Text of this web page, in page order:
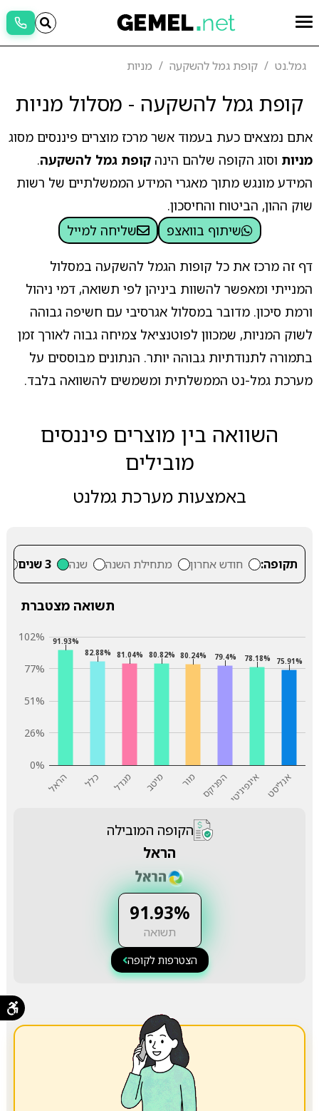
גמל.נט קופת גמל להשקעה מניות
קופת גמל להשקעה - מסלול מניות
אתם נמצאים כעת בעמוד אשר מרכז מוצרים פיננסים מסוג
מניות וסוג הקופה שלהם הינה קופת גמל להשקעה.
המידע מונגש מתוך מאגרי המידע הממשלתיים של רשות
שוק ההון, הביטוח והחיסכון.
שיתוף בוואצפ
שליחה למייל
דף זה מרכז את כל קופות הגמל להשקעה במסלול
המנייתי ומאפשר להשוות ביניהן לפי תשואה, דמי ניהול
ורמת סיכון. מדובר במסלול אגרסיבי עם חשיפה גבוהה
לשוק המניות, שמכוון לפוטנציאל צמיחה גבוה לאורך זמן
בתמורה לתנודתיות גבוהה יותר. הנתונים מבוססים על
מערכת גמל-נט הממשלתית ומשמשים להשוואה בלבד.
השוואה בין מוצרים פיננסים
מובילים
באמצעות מערכת גמלנט
תקופה: חודש אחרון מתחילת השנה שנה 3 שנים
תשואה מצטברת
הראל כלל מגדל מיטב מור הפניקסאינפיניטי אנליסט
0%
26%
51%
77%
102%
91.93%
82.88%
81.04% 80.82% 80.24% 79.4% 78.18% 75.91%
הקופה המובילה
הראל
91.93%
תשואה
הצטרפות לקופה